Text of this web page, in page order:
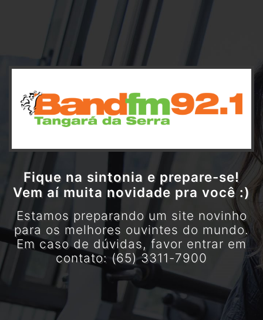
Fique na sintonia e prepare-se!
Vem aí muita novidade pra você :)
Estamos preparando um site novinho
para os melhores ouvintes do mundo.
Em caso de dúvidas, favor entrar em
contato: (65) 3311-7900